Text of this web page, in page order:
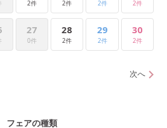
2件 2件 2件 2件
27
0件
28
2件
29
2件
30
2件
次へ
フェアの種類